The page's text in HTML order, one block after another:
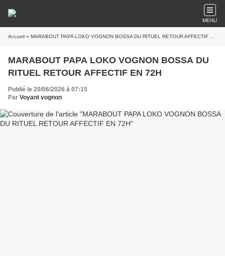
MENU
Accueil » MARABOUT PAPA LOKO VOGNON BOSSA DU RITUEL RETOUR AFFECTIF EN 72H
MARABOUT PAPA LOKO VOGNON BOSSA DU
RITUEL RETOUR AFFECTIF EN 72H
Publié le 20/06/2026 à 07:15
Par Voyant vognon